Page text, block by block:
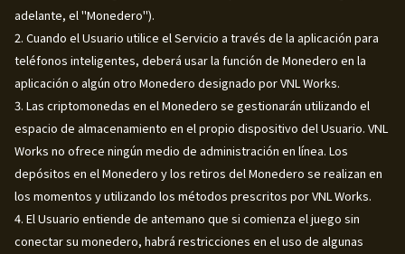
adelante, el "Monedero").
2. Cuando el Usuario utilice el Servicio a través de la aplicación para
teléfonos inteligentes, deberá usar la función de Monedero en la
aplicación o algún otro Monedero designado por VNL Works.
3. Las criptomonedas en el Monedero se gestionarán utilizando el
espacio de almacenamiento en el propio dispositivo del Usuario. VNL
Works no ofrece ningún medio de administración en línea. Los
depósitos en el Monedero y los retiros del Monedero se realizan en
los momentos y utilizando los métodos prescritos por VNL Works.
4. El Usuario entiende de antemano que si comienza el juego sin
conectar su monedero, habrá restricciones en el uso de algunas